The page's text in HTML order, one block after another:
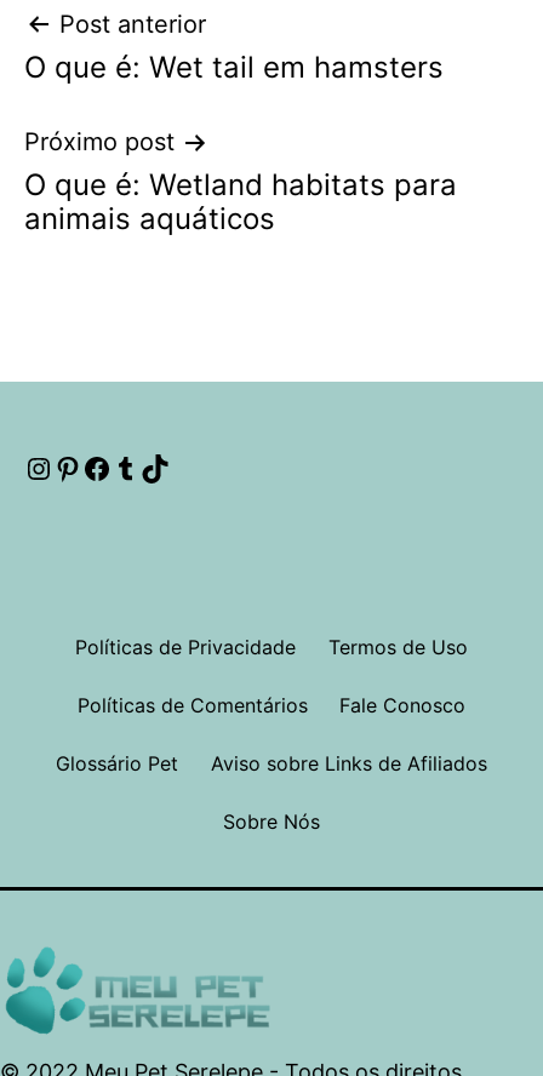
Navegação
de
Post
Post anterior
O que é: Wet tail em hamsters
Próximo post
O que é: Wetland habitats para
animais aquáticos
Instagram
Pinterest
Facebook
Tumblr
Políticas de Privacidade Termos de Uso
Políticas de Comentários Fale Conosco
Glossário Pet Aviso sobre Links de Afiliados
Sobre Nós